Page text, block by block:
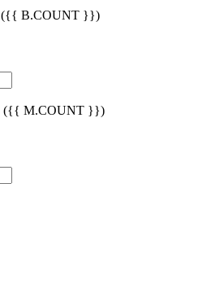
({{ B.COUNT }})
({{ M.COUNT }})